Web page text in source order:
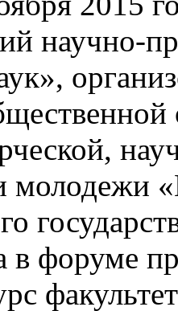
научно-
в форуме